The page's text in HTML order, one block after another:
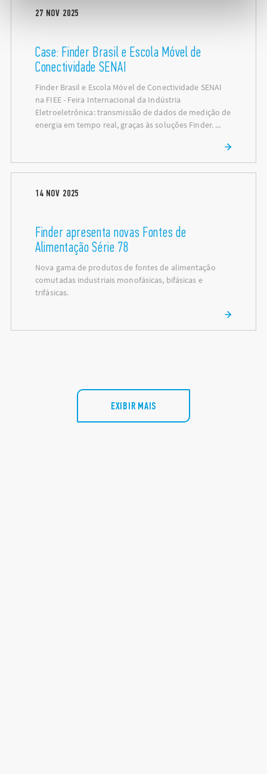
27 NOV 2025
Case: Finder Brasil e Escola Móvel de
Conectividade SENAI
Finder Brasil e Escola Móvel de Conectividade SENAI
na FIEE - Feira Internacional da Indústria
Eletroeletrônica: transmissão de dados de medição de
energia em tempo real, graças às soluções Finder. ...
14 NOV 2025
Finder apresenta novas Fontes de
Alimentação Série 78
Nova gama de produtos de fontes de alimentação
comutadas industriais monofásicas, bifásicas e
trifásicas.
EXIBIR MAIS